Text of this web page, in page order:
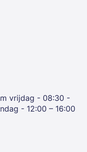
vrijdag - 08:30 -
- 12:00 – 16:00